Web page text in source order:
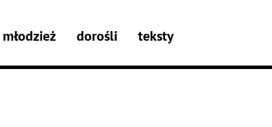
młodzież dorośli teksty